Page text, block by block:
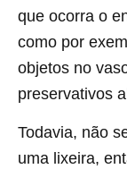
que ocorra o
como por
objetos no
preservativos
Todavia, não
uma lixeira,